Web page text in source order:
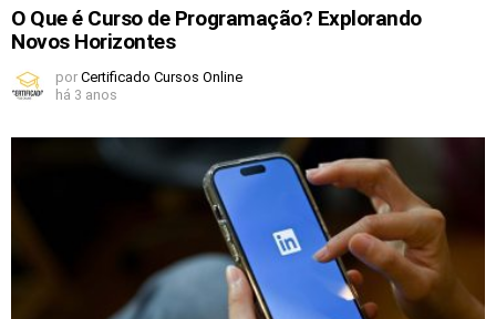
O Que é Curso de Programação? Explorando
Novos Horizontes
por Certificado Cursos Online
há 3 anos